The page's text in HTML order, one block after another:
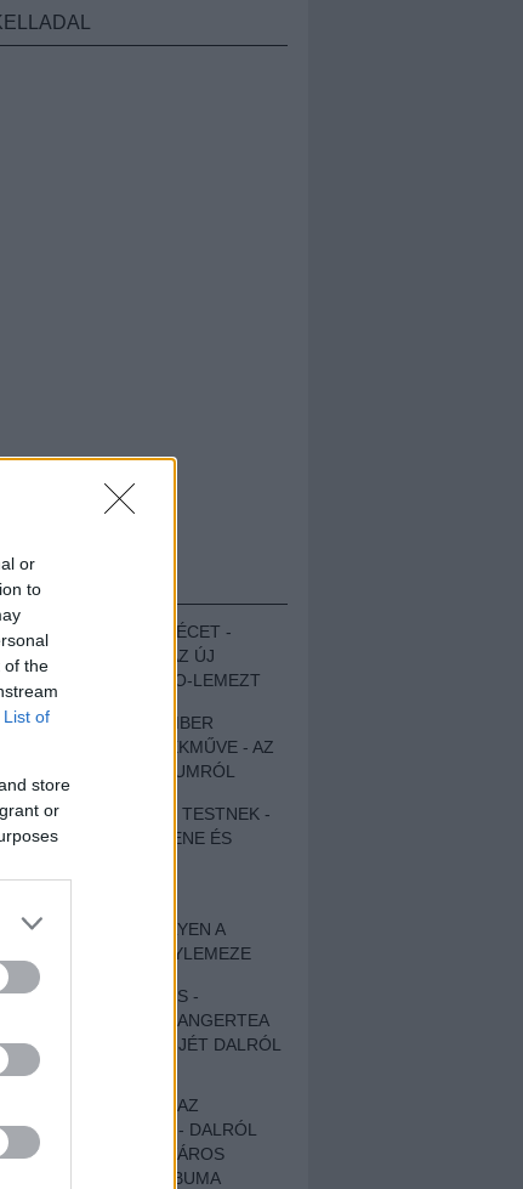
or
to
of the
List of
store
or
MEGUGROTTÁK A LÉCET -
MEGHALLGATTUK AZ ÚJ
PROTEST THE HERO-LEMEZT
EGY DÜHÖS VÉNEMBER
UNIVERZÁLIS REMEKMŰVE - AZ
ÚJ BOB DYLAN-ALBUMRÓL
ZENE LÉLEKNEK ÉS TESTNEK -
AUTENTIKUS NÉPZENE ÉS
SZOMORKODÁS - ILYEN A
KATATONIA ÚJ NAGYLEMEZE
CROCODILE NERVES -
HALLGASD MEG AZ ANGERTEA
MA MEGJELENT EP-JÉT DALRÓL
DALRA!
A FELELŐSSÉGTŐL AZ
ELLOPOTT FÖLDIG - DALRÓL
DALRA A KÉPZELT VÁROS
SAMIZDAT CÍMŰ ALBUMA